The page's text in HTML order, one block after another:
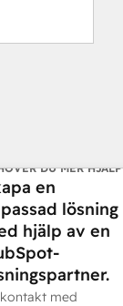
DU MER
en
lösning
hjälp av en
med